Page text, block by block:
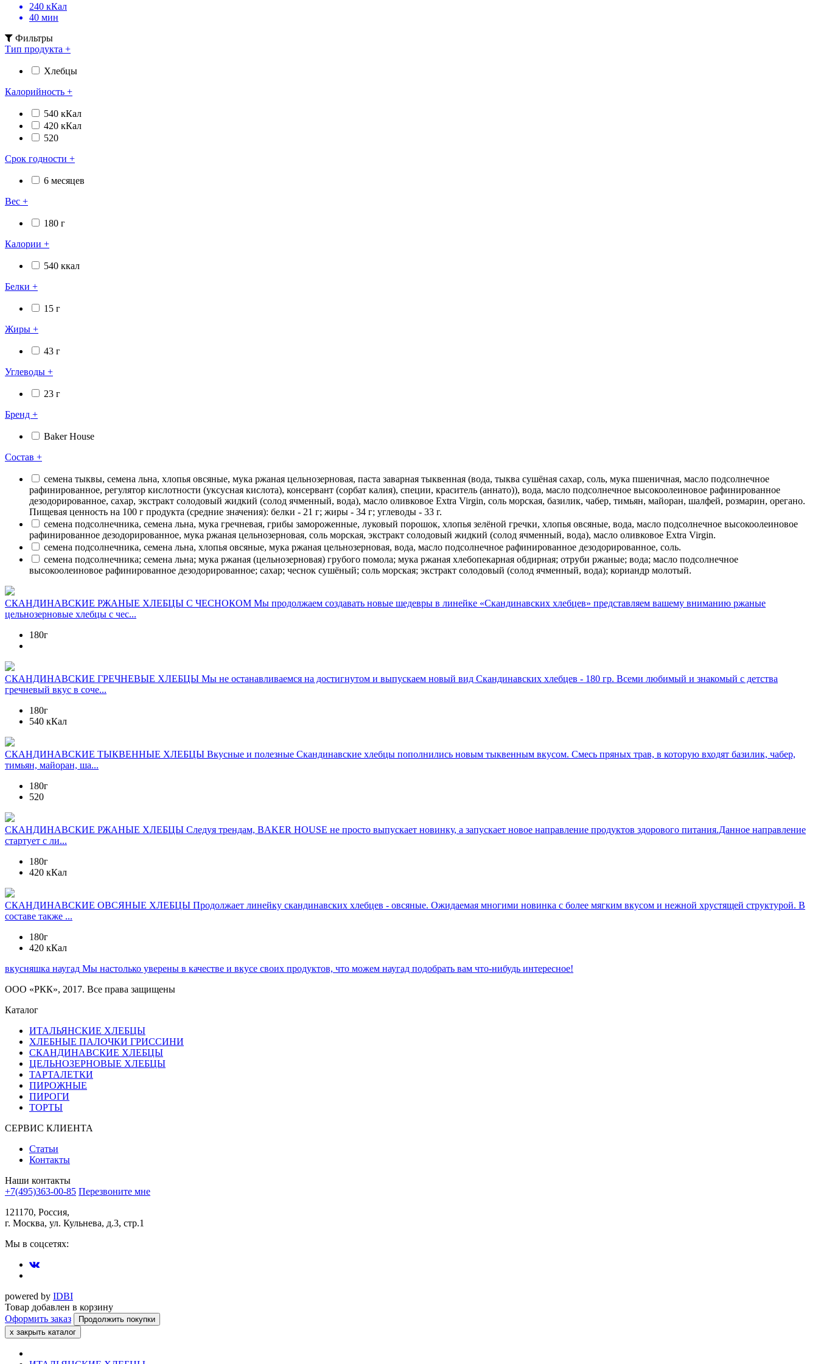
240 кКал
40 мин
Фильтры
Тип продукта +
Хлебцы
Калорийность +
540 кКал
420 кКал
520
Срок годности +
6 месяцев
Вес +
180 г
Калории +
540 ккал
Белки +
15 г
Жиры +
43 г
Углеводы +
23 г
Бренд +
Baker House
Состав +
семена тыквы, семена льна, хлопья овсяные, мука ржаная цельнозерновая, паста заварная тыквенная (вода, тыква сушёная сахар, соль, мука пшеничная, масло подсолнечное
рафинированное, регулятор кислотности (уксусная кислота), консервант (сорбат калия), специи, краситель (аннато)), вода, масло подсолнечное высокоолеиновое рафинированное
дезодорированное, сахар, экстракт солодовый жидкий (солод ячменный, вода), масло оливковое Extra Virgin, соль морская, базилик, чабер, тимьян, майоран, шалфей, розмарин, орегано.
Пищевая ценность на 100 г продукта (средние значения): белки - 21 г; жиры - 34 г; углеводы - 33 г.
семена подсолнечника, семена льна, мука гречневая, грибы замороженные, луковый порошок, хлопья зелёной гречки, хлопья овсяные, вода, масло подсолнечное высокоолеиновое
рафинированное дезодорированное, мука ржаная цельнозерновая, соль морская, экстракт солодовый жидкий (солод ячменный, вода), масло оливковое Extra Virgin.
семена подсолнечника, семена льна, хлопья овсяные, мука ржаная цельнозерновая, вода, масло подсолнечное рафинированное дезодорированное, соль.
семена подсолнечника; семена льна; мука ржаная (цельнозерновая) грубого помола; мука ржаная хлебопекарная обдирная; отруби ржаные; вода; масло подсолнечное
высокоолеиновое рафинированное дезодорированное; сахар; чеснок сушёный; соль морская; экстракт солодовый (солод ячменный, вода); кориандр молотый.
СКАНДИНАВСКИЕ РЖАНЫЕ ХЛЕБЦЫ С ЧЕСНОКОМ Мы продолжаем создавать новые шедевры в линейке «Скандинавских хлебцев» представляем вашему вниманию ржаные
цельнозерновые хлебцы с чес...
180г
СКАНДИНАВСКИЕ ГРЕЧНЕВЫЕ ХЛЕБЦЫ Мы не останавливаемся на достигнутом и выпускаем новый вид Скандинавских хлебцев - 180 гр. Всеми любимый и знакомый с детства
гречневый вкус в соче...
180г
540 кКал
СКАНДИНАВСКИЕ ТЫКВЕННЫЕ ХЛЕБЦЫ Вкусные и полезные Скандинавские хлебцы пополнились новым тыквенным вкусом. Смесь пряных трав, в которую входят базилик, чабер,
тимьян, майоран, ша...
180г
520
СКАНДИНАВСКИЕ РЖАНЫЕ ХЛЕБЦЫ Следуя трендам, BAKER HOUSE не просто выпускает новинку, а запускает новое направление продуктов здорового питания.Данное направление
стартует с ли...
180г
420 кКал
СКАНДИНАВСКИЕ ОВСЯНЫЕ ХЛЕБЦЫ Продолжает линейку скандинавских хлебцев - овсяные. Ожидаемая многими новинка с более мягким вкусом и нежной хрустящей структурой. В
составе также ...
180г
420 кКал
вкусняшка наугад Мы настолько уверены в качестве и вкусе своих продуктов, что можем наугад подобрать вам что-нибудь интересное!
ООО «РКК», 2017. Все права защищены
Каталог
ИТАЛЬЯНСКИЕ ХЛЕБЦЫ
ХЛЕБНЫЕ ПАЛОЧКИ ГРИССИНИ
СКАНДИНАВСКИЕ ХЛЕБЦЫ
ЦЕЛЬНОЗЕРНОВЫЕ ХЛЕБЦЫ
ТАРТАЛЕТКИ
ПИРОЖНЫЕ
ПИРОГИ
ТОРТЫ
СЕРВИС КЛИЕНТА
Статьи
Контакты
Наши контакты
+7(495)363-00-85 Перезвоните мне
121170, Россия,
г. Москва, ул. Кульнева, д.3, стр.1
Мы в соцсетях:
powered by IDBI
Товар добавлен в корзину
Оформить заказ
Продолжить покупки
х закрыть каталог